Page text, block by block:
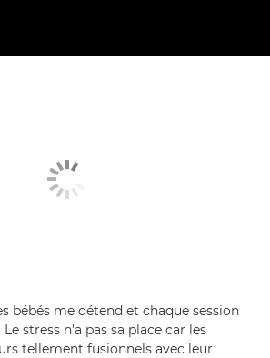
bébés me détend et chaque session
stress n'a pas sa place car les
tellement fusionnels avec leur